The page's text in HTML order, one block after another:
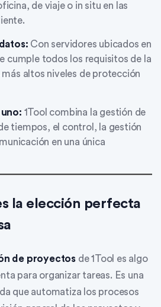
de viaje o in situ en las
Con servidores ubicados en
cumple todos los requisitos de la
altos niveles de protección
1Tool combina la gestión de
tiempos, el control, la gestión
en una única
la elección perfecta
de proyectos de 1Tool es algo
para organizar tareas. Es una
que automatiza los procesos